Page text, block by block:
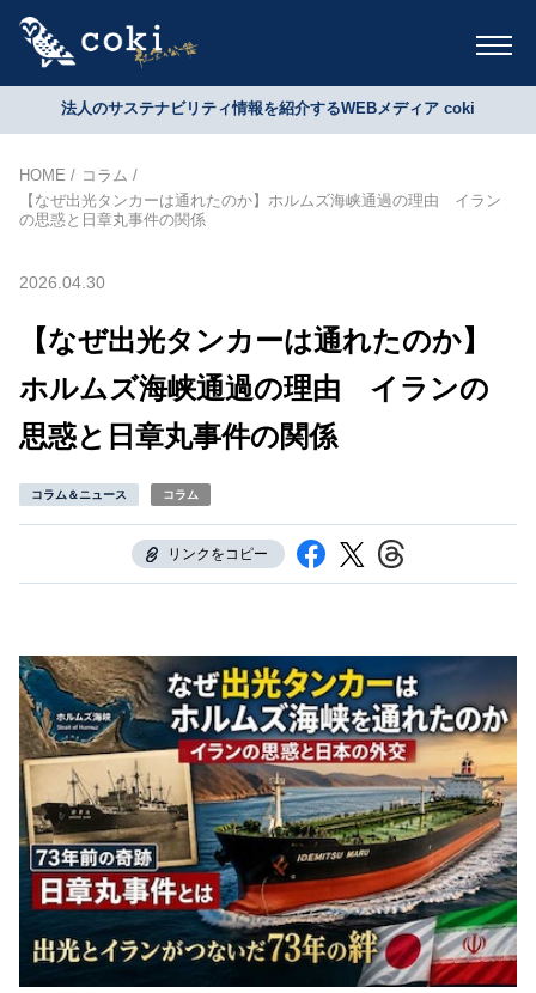
法人のサステナビリティ情報を紹介するWEBメディア coki
HOME
コラム
【なぜ出光タンカーは通れたのか】ホルムズ海峡通過の理由 イラン
の思惑と日章丸事件の関係
2026.04.30
【なぜ出光タンカーは通れたのか】
ホルムズ海峡通過の理由 イランの
思惑と日章丸事件の関係
コラム＆ニュース コラム
リンクをコピー